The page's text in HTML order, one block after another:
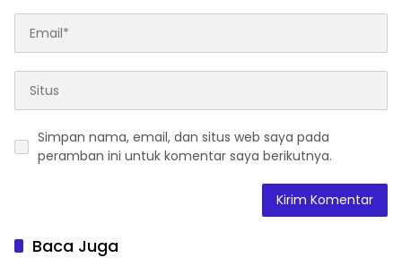
Simpan nama, email, dan situs web saya pada
peramban ini untuk komentar saya berikutnya.
Baca Juga